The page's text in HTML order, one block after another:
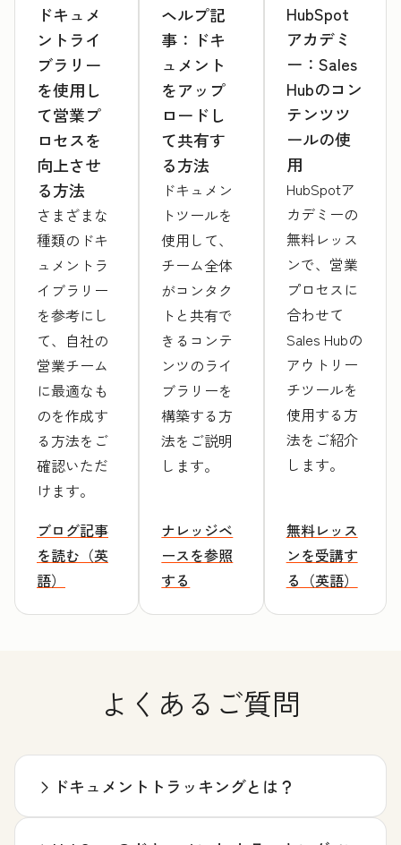
ドキュメ
ントライ
ブラリー
を使用し
て営業プ
ロセスを
向上させ
る方法
さまざまな
種類のドキ
ュメントラ
イブラリー
を参考にし
て、自社の
営業チーム
に最適なも
のを作成す
る方法をご
確認いただ
けます。
ブログ記事
を読む（英
語）
ヘルプ記
事：ドキ
ュメント
をアップ
ロードし
て共有す
る方法
ドキュメン
トツールを
使用して、
チーム全体
がコンタク
トと共有で
きるコンテ
ンツのライ
ブラリーを
構築する方
法をご説明
します。
ナレッジベ
ースを参照
する
HubSpot
アカデミ
ー：Sales
Hubのコン
テンツツ
ールの使
用
HubSpotア
カデミーの
無料レッス
ンで、営業
プロセスに
合わせて
Sales Hubの
アウトリー
チツールを
使用する方
法をご紹介
します。
無料レッス
ンを受講す
る（英語）
よくあるご質問
ドキュメントトラッキングとは？